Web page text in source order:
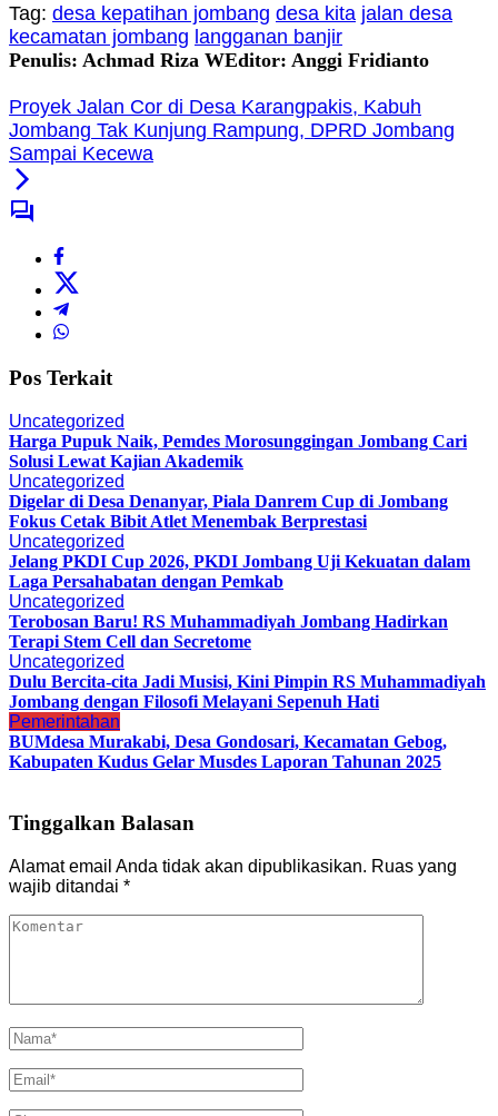
Tag: desa kepatihan jombang desa kita jalan desa
kecamatan jombang langganan banjir
Penulis: Achmad Riza WEditor: Anggi Fridianto
Proyek Jalan Cor di Desa Karangpakis, Kabuh
Jombang Tak Kunjung Rampung, DPRD Jombang
Sampai Kecewa
Pos Terkait
Uncategorized
Harga Pupuk Naik, Pemdes Morosunggingan Jombang Cari
Solusi Lewat Kajian Akademik
Uncategorized
Digelar di Desa Denanyar, Piala Danrem Cup di Jombang
Fokus Cetak Bibit Atlet Menembak Berprestasi
Uncategorized
Jelang PKDI Cup 2026, PKDI Jombang Uji Kekuatan dalam
Laga Persahabatan dengan Pemkab
Uncategorized
Terobosan Baru! RS Muhammadiyah Jombang Hadirkan
Terapi Stem Cell dan Secretome
Uncategorized
Dulu Bercita-cita Jadi Musisi, Kini Pimpin RS Muhammadiyah
Jombang dengan Filosofi Melayani Sepenuh Hati
Pemerintahan
BUMdesa Murakabi, Desa Gondosari, Kecamatan Gebog,
Kabupaten Kudus Gelar Musdes Laporan Tahunan 2025
Tinggalkan Balasan
Alamat email Anda tidak akan dipublikasikan. Ruas yang
wajib ditandai *